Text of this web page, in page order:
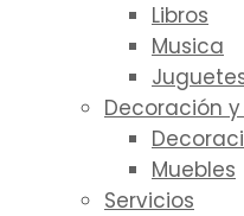
Libros
Musica
Decoración
Muebles
Servicios